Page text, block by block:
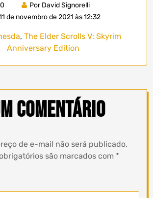
0
Por David Signorelli
de novembro de 2021 às 12:32
, The Elder Scrolls V: Skyrim
Anniversary Edition
comentário
de e-mail não será publicado.
são marcados com *